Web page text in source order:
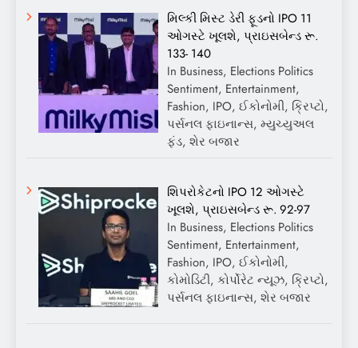
મિલ્કી મિસ્ટ ડેરી ફૂડનો IPO 11
ઓગસ્ટે ખૂલશે, પ્રાઇસબેન્ડ રૂ.
133- 140
In Business, Elections Politics
Sentiment, Entertainment,
Fashion, IPO, ઈકોનોમી, ક્રિપ્ટો,
પર્સનલ ફાઇનાન્સ, મ્યુચ્યુઅલ
ફંડ, શેર બજાર
શિપરોકેટનો IPO 12 ઓગસ્ટે
ખૂલશે, પ્રાઇસબેન્ડ રૂ. 92-97
In Business, Elections Politics
Sentiment, Entertainment,
Fashion, IPO, ઈકોનોમી,
કોમોડિટી, કોર્પોરેટ ન્યૂઝ, ક્રિપ્ટો,
પર્સનલ ફાઇનાન્સ, શેર બજાર